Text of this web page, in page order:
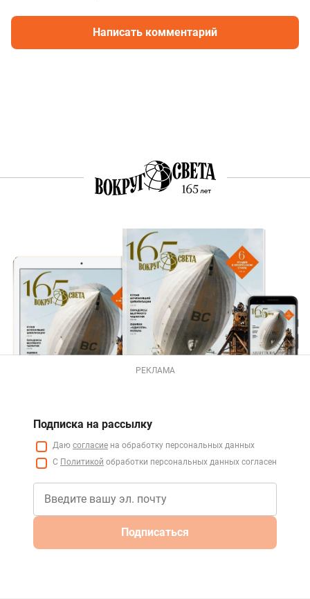
Написать комментарий
РЕКЛАМА
Подписка на рассылку
Даю согласие на обработку персональных данных
С Политикой обработки персональных данных согласен
Подписаться